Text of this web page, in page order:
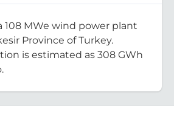
108 MWe wind power plant
Province of Turkey.
is estimated as 308 GWh